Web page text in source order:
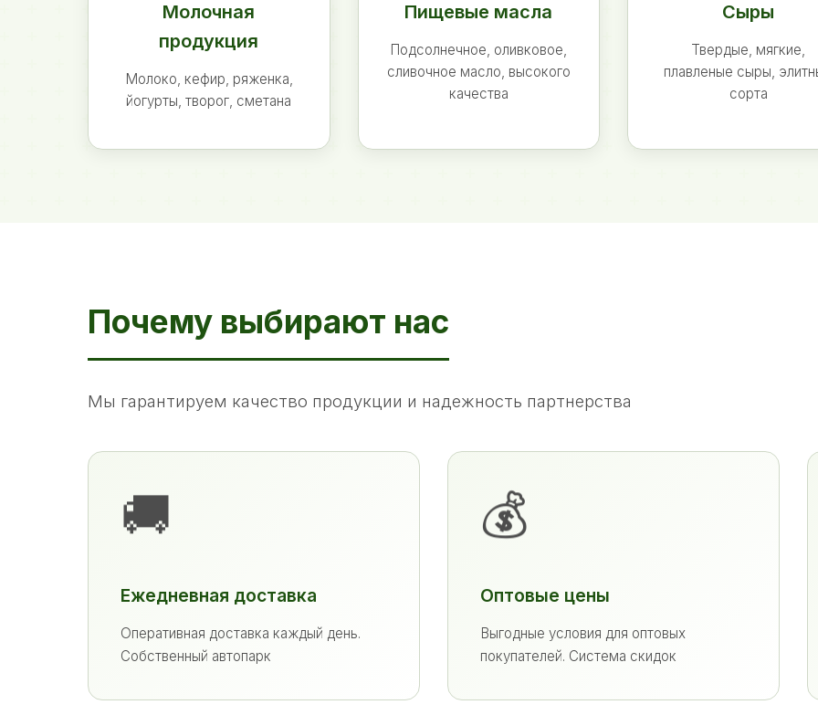
Молочная
продукция
Молоко, кефир, ряженка,
йогурты, творог, сметана
Пищевые масла
Подсолнечное, оливковое,
сливочное масло, высокого
качества
Сыры
Твердые, мягкие,
плавленые сыры,
сорта
Почему выбирают нас
Мы гарантируем качество продукции и надежность партнерства
🚚
Ежедневная доставка
Оперативная доставка каждый день.
Собственный автопарк
💰
Оптовые цены
Выгодные условия для оптовых
покупателей. Система скидок